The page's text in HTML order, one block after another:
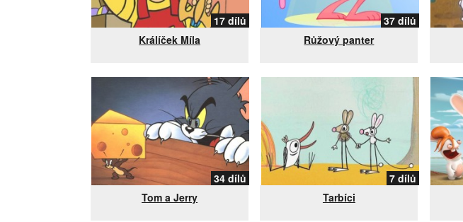
17 dílů
Králíček Míla
37 dílů
Růžový panter
34 dílů
Tom a Jerry
7 dílů
Tarbíci